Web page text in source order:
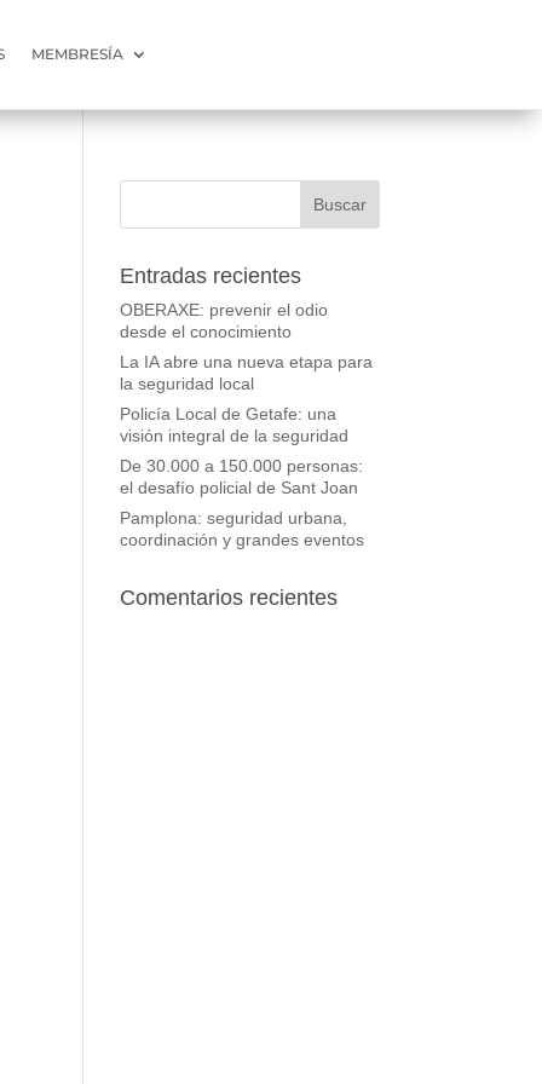
MEMBRESÍA
Entradas recientes
OBERAXE: prevenir el odio
desde el conocimiento
La IA abre una nueva etapa para
la seguridad local
Policía Local de Getafe: una
visión integral de la seguridad
De 30.000 a 150.000 personas:
el desafío policial de Sant Joan
Pamplona: seguridad urbana,
coordinación y grandes eventos
Comentarios recientes